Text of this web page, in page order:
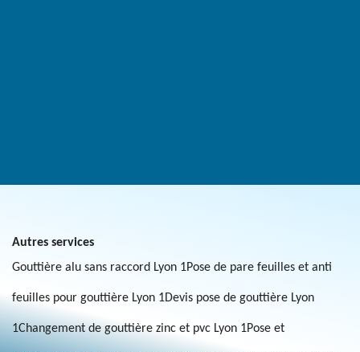
Autres services
Gouttière alu sans raccord Lyon 1Pose de pare feuilles et anti
feuilles pour gouttière Lyon 1Devis pose de gouttière Lyon
1Changement de gouttière zinc et pvc Lyon 1Pose et